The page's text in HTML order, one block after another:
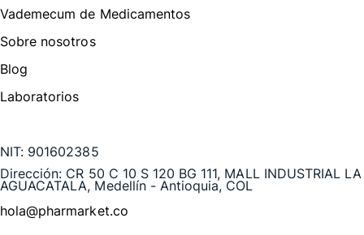
Vademecum de Medicamentos
Sobre nosotros
Blog
Laboratorios
NIT: 901602385
Dirección: CR 50 C 10 S 120 BG 111, MALL INDUSTRIAL LA
AGUACATALA, Medellín - Antioquia, COL
hola@pharmarket.co